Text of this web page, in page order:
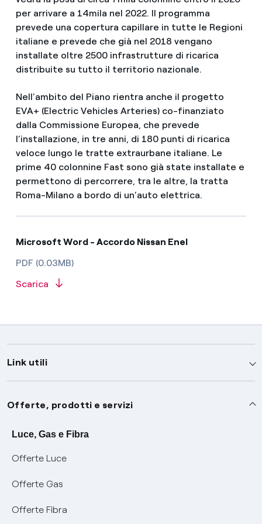
per arrivare a 14mila nel 2022. Il programma
prevede una copertura capillare in tutte le Regioni
italiane e prevede che già nel 2018 vengano
installate oltre 2500 infrastrutture di ricarica
distribuite su tutto il territorio nazionale.
Nell’ambito del Piano rientra anche il progetto
EVA+ (Electric Vehicles Arteries) co-finanziato
dalla Commissione Europea, che prevede
l’installazione, in tre anni, di 180 punti di ricarica
veloce lungo le tratte extraurbane italiane. Le
prime 40 colonnine Fast sono già state installate e
permettono di percorrere, tra le altre, la tratta
Roma-Milano a bordo di un’auto elettrica.
Microsoft Word - Accordo Nissan Enel
PDF (0.03MB)
Scarica
Link utili
Assistenza
Avvisi
SOS luce e gas
Conciliazioni e risoluzione delle controversie
Negoziazione paritetica
Servizi
Offerte, prodotti e servizi
Luce, Gas e Fibra
Offerte Luce
Offerte Gas
Offerte Fibra